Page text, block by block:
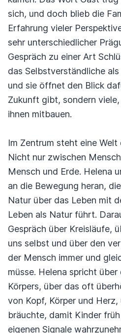
sich, und doch blieb die
Erfahrung vieler
sehr unterschiedlicher
Gespräch zu einer Art
das Selbstverständliche
und sie öffnet den Blick
Zukunft gibt, sondern
ihnen mitbauen.
Im Zentrum steht eine Welt
Nicht nur zwischen
Mensch und Erde. Helena
an die Bewegung heran,
Natur über das Leben mit
Leben als Natur führt.
Gespräch über Kreisläufe,
uns selbst und über den
der Mensch immer und
müsse. Helena spricht
Körpers, über das oft
von Kopf, Körper und
bräuchte, damit Kinder
eigenen Signale